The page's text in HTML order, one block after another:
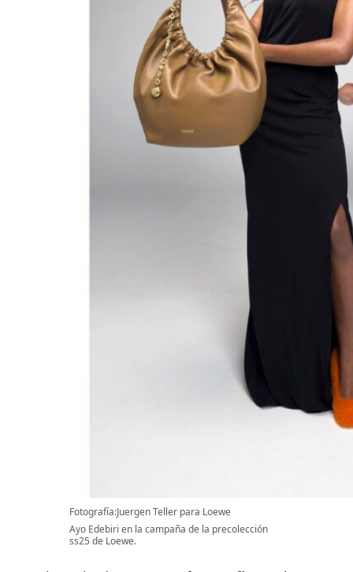
Fotografía:Juergen Teller para Loewe
Ayo Edebiri en la campaña de la precolección
ss25 de Loewe.